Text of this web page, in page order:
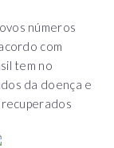
números
com
tem no
da doença e